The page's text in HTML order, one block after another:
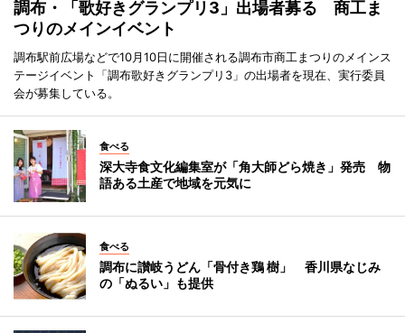
調布・「歌好きグランプリ3」出場者募る 商工ま
つりのメインイベント
調布駅前広場などで10月10日に開催される調布市商工まつりのメインス
テージイベント「調布歌好きグランプリ3」の出場者を現在、実行委員
会が募集している。
食べる
深大寺食文化編集室が「角大師どら焼き」発売 物
語ある土産で地域を元気に
食べる
調布に讃岐うどん「骨付き鶏 樹」 香川県なじみ
の「ぬるい」も提供